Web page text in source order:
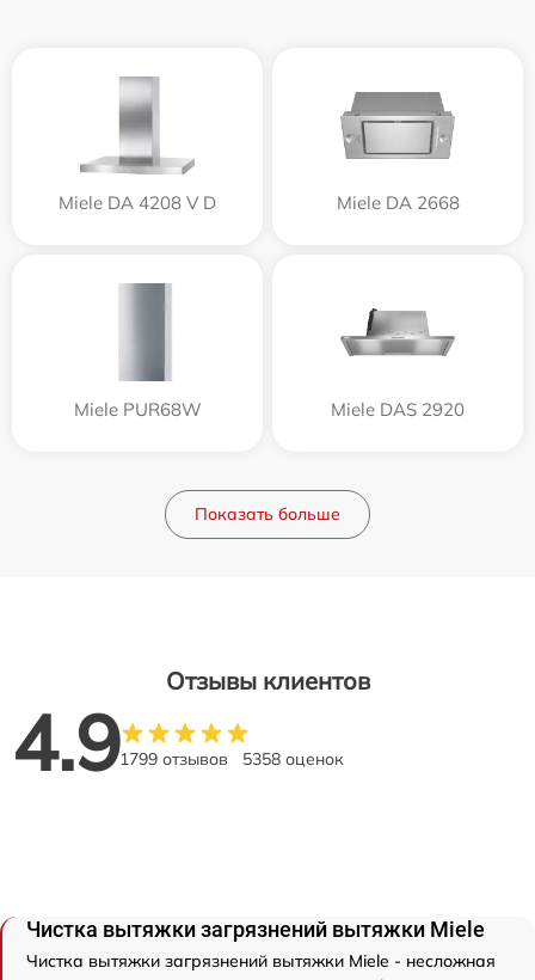
Miele DA 4208 V D Miele DA 2668
Miele PUR68W Miele DAS 2920
Показать больше
Отзывы клиентов
4.91799 отзывов 5358 оценок
Чистка вытяжки загрязнений вытяжки Miele
Чистка вытяжки загрязнений вытяжки Miele - несложная